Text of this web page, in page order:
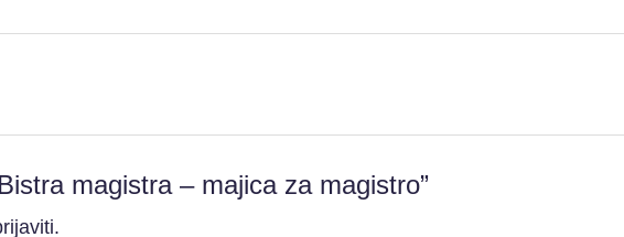
magistra – majica za magistro”
.